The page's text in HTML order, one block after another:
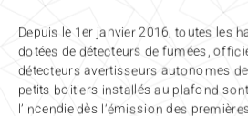
Depuis le 1er janvier 2016, toutes les
dotées de détecteurs de fumées,
détecteurs avertisseurs autonomes de
petits boitiers installés au plafond
l’incendie dès l’émission des